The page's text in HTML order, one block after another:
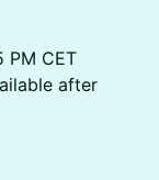
PM CET
after